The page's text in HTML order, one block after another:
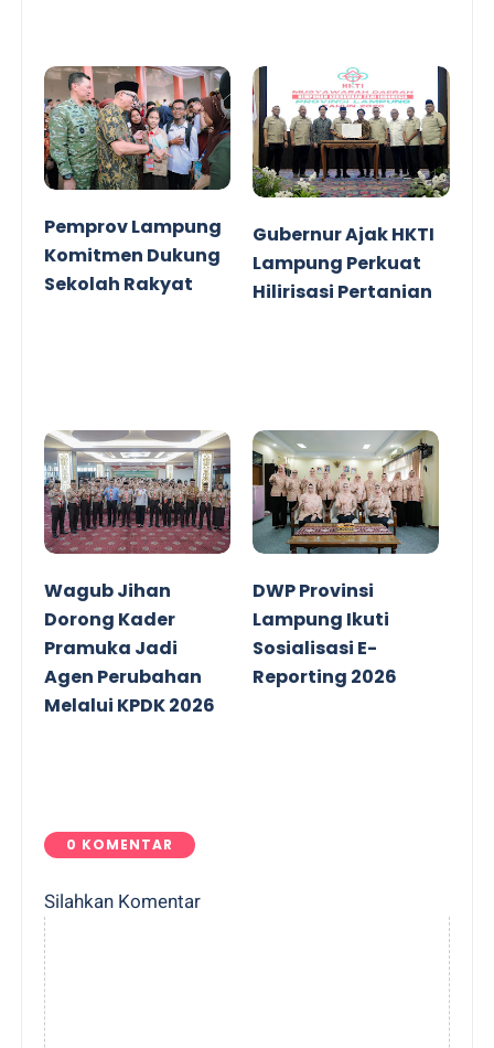
Pemprov Lampung
Komitmen Dukung
Sekolah Rakyat
Gubernur Ajak HKTI
Lampung Perkuat
Hilirisasi Pertanian
Wagub Jihan
Dorong Kader
Pramuka Jadi
Agen Perubahan
Melalui KPDK 2026
DWP Provinsi
Lampung Ikuti
Sosialisasi E-
Reporting 2026
0 KOMENTAR
Silahkan Komentar